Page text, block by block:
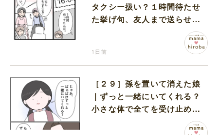
タクシー扱い？１時間待たせ
た挙げ句、友人まで送らせる
1日前
［２９］孫を置いて消えた娘
｜ずっと一緒にいてくれる？
小さな体で全てを受け止める